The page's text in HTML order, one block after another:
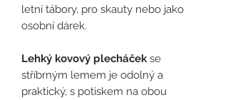
letní tábory, pro skauty nebo jako
osobní dárek.
Lehký kovový plecháčekse
stříbrným lemem je odolný a
praktický, s potiskem na obou